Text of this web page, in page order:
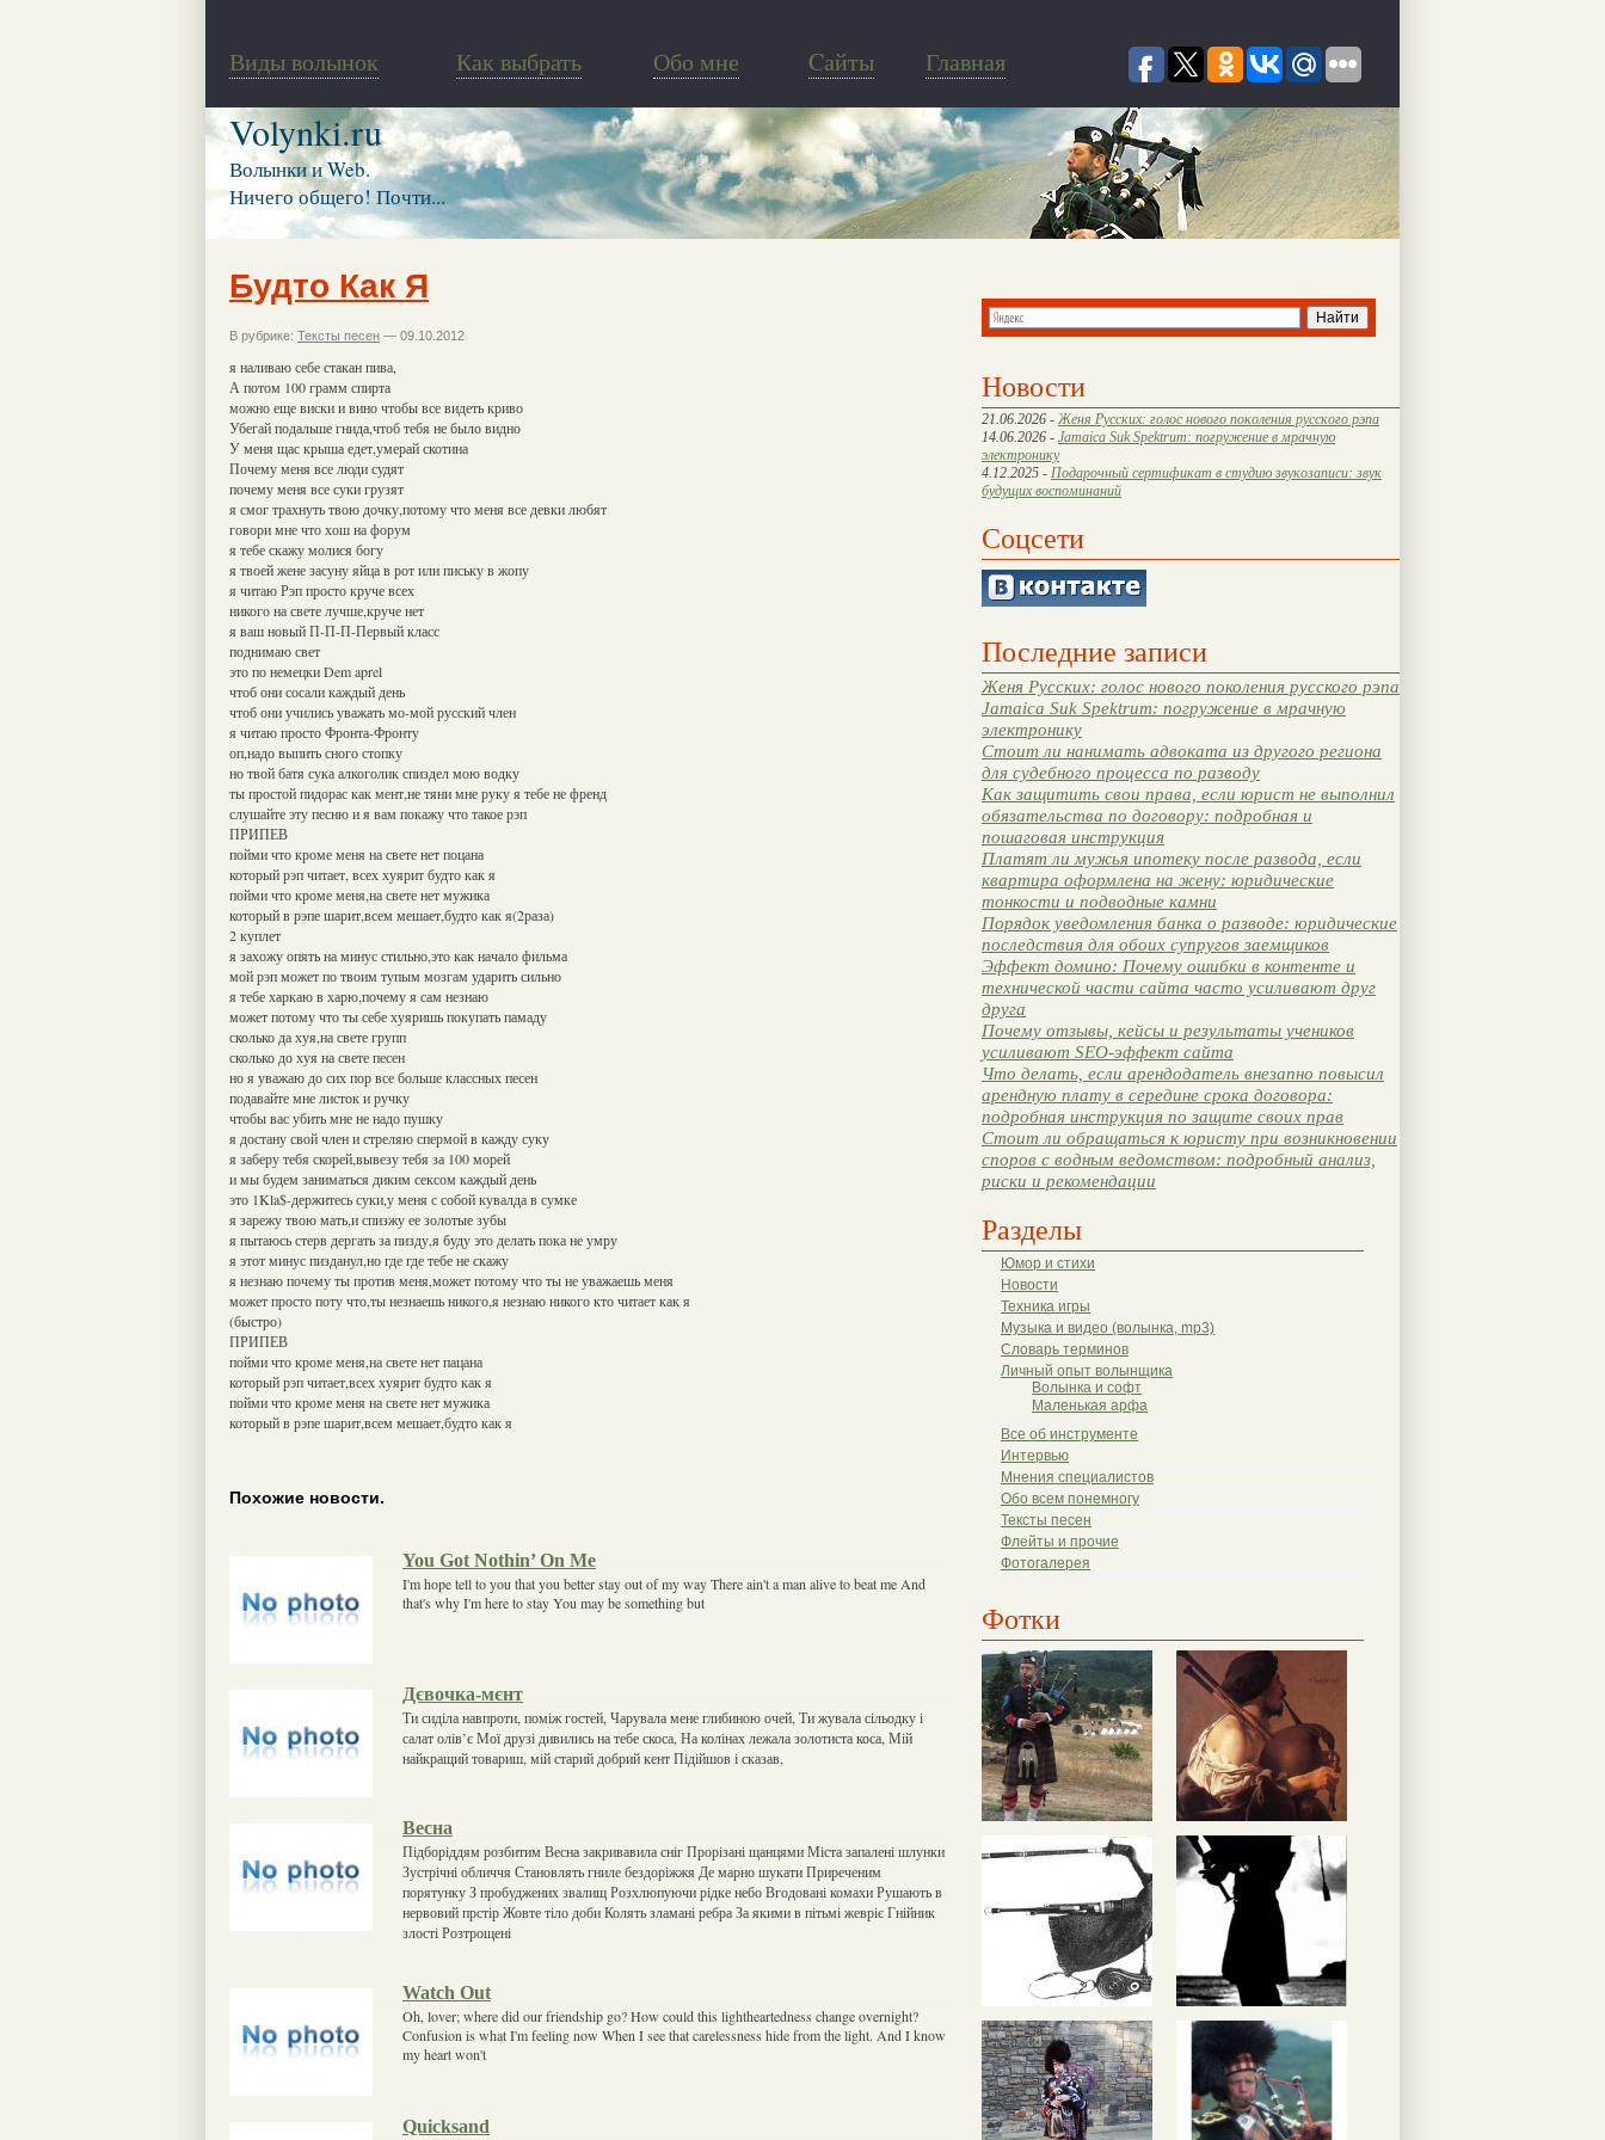
Виды волынок Как выбрать Обо мне Cайты Главная
Volynki.ru
Волынки и Web.
Ничего общего! Почти...
Новости
21.06.2026 - Женя Русских: голос нового поколения русского рэпа
14.06.2026 - Jamaica Suk Spektrum: погружение в мрачную
электронику
4.12.2025 - Подарочный сертификат в студию звукозаписи: звук
будущих воспоминаний
Соцсети
Последние записи
Женя Русских: голос нового поколения русского рэпа
Jamaica Suk Spektrum: погружение в мрачную
электронику
Стоит ли нанимать адвоката из другого региона
для судебного процесса по разводу
Как защитить свои права, если юрист не выполнил
обязательства по договору: подробная и
пошаговая инструкция
Платят ли мужья ипотеку после развода, если
квартира оформлена на жену: юридические
тонкости и подводные камни
Порядок уведомления банка о разводе: юридические
последствия для обоих супругов заемщиков
Эффект домино: Почему ошибки в контенте и
технической части сайта часто усиливают друг
друга
Почему отзывы, кейсы и результаты учеников
усиливают SEO-эффект сайта
Что делать, если арендодатель внезапно повысил
арендную плату в середине срока договора:
подробная инструкция по защите своих прав
Стоит ли обращаться к юристу при возникновении
споров с водным ведомством: подробный анализ,
риски и рекомендации
Разделы
Юмор и стихи
Новости
Техника игры
Музыка и видео (волынка, mp3)
Словарь терминов
Личный опыт волынщика
Волынка и софт
Маленькая арфа
Все об инструменте
Интервью
Мнения специалистов
Обо всем понемногу
Тексты песен
Флейты и прочие
Фотогалерея
Фотки
Будто Как Я
В рубрике: Тексты песен — 09.10.2012
я наливаю себе стакан пива,
А потом 100 грамм спирта
можно еще виски и вино чтобы все видеть криво
Убегай подальше гнида,чтоб тебя не было видно
У меня щас крыша едет,умерай скотина
Почему меня все люди судят
почему меня все суки грузят
я смог трахнуть твою дочку,потому что меня все девки любят
говори мне что хош на форум
я тебе скажу молися богу
я твоей жене засуну яйца в рот или письку в жопу
я читаю Рэп просто круче всех
никого на свете лучше,круче нет
я ваш новый П-П-П-Первый класс
поднимаю свет
это по немецки Dem aprel
чтоб они сосали каждый день
чтоб они учились уважать мо-мой русский член
я читаю просто Фронта-Фронту
оп,надо выпить сного стопку
но твой батя сука алкоголик спиздел мою водку
ты простой пидорас как мент,не тяни мне руку я тебе не френд
слушайте эту песню и я вам покажу что такое рэп
ПРИПЕВ
пойми что кроме меня на свете нет поцана
который рэп читает, всех хуярит будто как я
пойми что кроме меня,на свете нет мужика
который в рэпе шарит,всем мешает,будто как я(2раза)
2 куплет
я захожу опять на минус стильно,это как начало фильма
мой рэп может по твоим тупым мозгам ударить сильно
я тебе харкаю в харю,почему я сам незнаю
может потому что ты себе хуяришь покупать памаду
сколько да хуя,на свете групп
сколько до хуя на свете песен
но я уважаю до сих пор все больше классных песен
подавайте мне листок и ручку
чтобы вас убить мне не надо пушку
я достану свой член и стреляю спермой в кажду суку
я заберу тебя скорей,вывезу тебя за 100 морей
и мы будем заниматься диким сексом каждый день
это 1Kla$-держитесь суки,у меня с собой кувалда в сумке
я зарежу твою мать,и спизжу ее золотые зубы
я пытаюсь стерв дергать за пизду,я буду это делать пока не умру
я этот минус пизданул,но где где тебе не скажу
я незнаю почему ты против меня,может потому что ты не уважаешь меня
может просто поту что,ты незнаешь никого,я незнаю никого кто читает как я
(быстро)
ПРИПЕВ
пойми что кроме меня,на свете нет пацана
который рэп читает,всех хуярит будто как я
пойми что кроме меня на свете нет мужика
который в рэпе шарит,всем мешает,будто как я
Похожие новости.
You Got Nothin’ On Me
I'm hope tell to you that you better stay out of my way There ain't a man alive to beat me And
that's why I'm here to stay You may be something but
Дєвочка-мєнт
Ти сиділа навпроти, поміж гостей, Чарувала мене глибиною очей, Ти жувала сільодку і
салат олів’є Мої друзі дивились на тебе скоса, На колінах лежала золотиста коса, Мій
найкращий товариш, мій старий добрий кент Підійшов і сказав,
Весна
Підборіддям розбитим Весна закривавила сніг Прорізані щанцями Міста запалені шлунки
Зустрічні обличчя Становлять гниле бездоріжжя Де марно шукати Приреченим
порятунку З пробуджених звалищ Розхлюпуючи рідке небо Вгодовані комахи Рушають в
нервовий прстір Жовте тіло доби Колять зламані ребра За якими в пітьмі жевріє Гнійник
злості Розтрощені
Watch Out
Oh, lover; where did our friendship go? How could this lightheartedness change overnight?
Confusion is what I'm feeling now When I see that carelessness hide from the light. And I know
my heart won't
Quicksand